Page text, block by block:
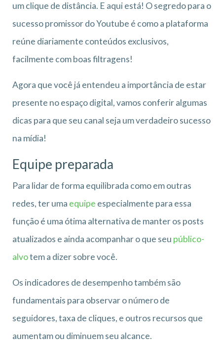
um clique de distância. E aqui está! O segredo para o
sucesso promissor do Youtube é como a plataforma
reúne diariamente conteúdos exclusivos,
facilmente com boas filtragens!
Agora que você já entendeu a importância de estar
presente no espaço digital, vamos conferir algumas
dicas para que seu canal seja um verdadeiro sucesso
na mídia!
Equipe preparada
Para lidar de forma equilibrada como em outras
redes, ter uma equipe especialmente para essa
função é uma ótima alternativa de manter os posts
atualizados e ainda acompanhar o que seu público-
alvotem a dizer sobre você.
Os indicadores de desempenho também são
fundamentais para observar o número de
seguidores, taxa de cliques, e outros recursos que
aumentam ou diminuem seu alcance.